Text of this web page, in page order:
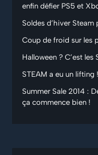
enfin défier PS5 et
Soldes d’hiver
Coup de froid sur les
Halloween ? C’est les
STEAM a eu un lifting !
Summer Sale 2014 :
ça commence bien !